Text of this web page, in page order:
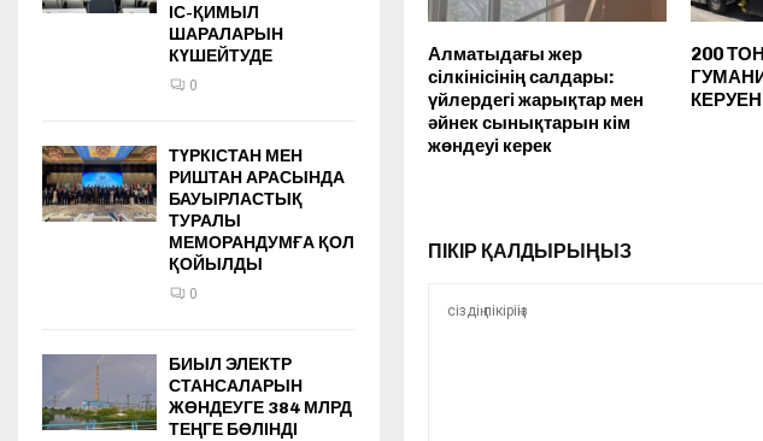
Алматыдағы жер
сілкінісінің салдары:
үйлердегі жарықтар мен
әйнек сынықтарын кім
жөндеуі керек
200
ПІКІР ҚАЛДЫРЫҢЫЗ
ІС-ҚИМЫЛ
ШАРАЛАРЫН
КҮШЕЙТУДЕ
0
ТҮРКІСТАН МЕН
РИШТАН АРАСЫНДА
БАУЫРЛАСТЫҚ
ТУРАЛЫ
МЕМОРАНДУМҒА ҚОЛ
ҚОЙЫЛДЫ
0
БИЫЛ ЭЛЕКТР
СТАНСАЛАРЫН
ЖӨНДЕУГЕ 384 МЛРД
ТЕҢГЕ БӨЛІНДІ